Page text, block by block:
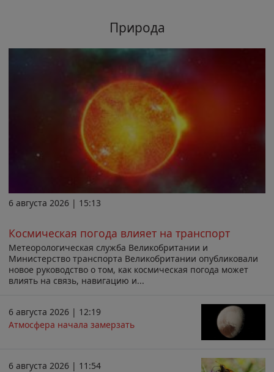
Природа
6 августа 2026 | 15:13
Космическая погода влияет на транспорт
Метеорологическая служба Великобритании и
Министерство транспорта Великобритании опубликовали
новое руководство о том, как космическая погода может
влиять на связь, навигацию и...
6 августа 2026 | 12:19
Атмосфера начала замерзать
6 августа 2026 | 11:54